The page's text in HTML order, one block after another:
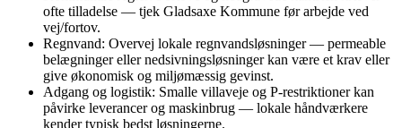
ofte tilladelse — tjek Gladsaxe Kommune før arbejde ved
vej/fortov.
Regnvand: Overvej lokale regnvandsløsninger — permeable
belægninger eller nedsivningsløsninger kan være et krav eller
give økonomisk og miljømæssig gevinst.
Adgang og logistik: Smalle villaveje og P‑restriktioner kan
påvirke leverancer og maskinbrug — lokale håndværkere
kender typisk bedst løsningerne.